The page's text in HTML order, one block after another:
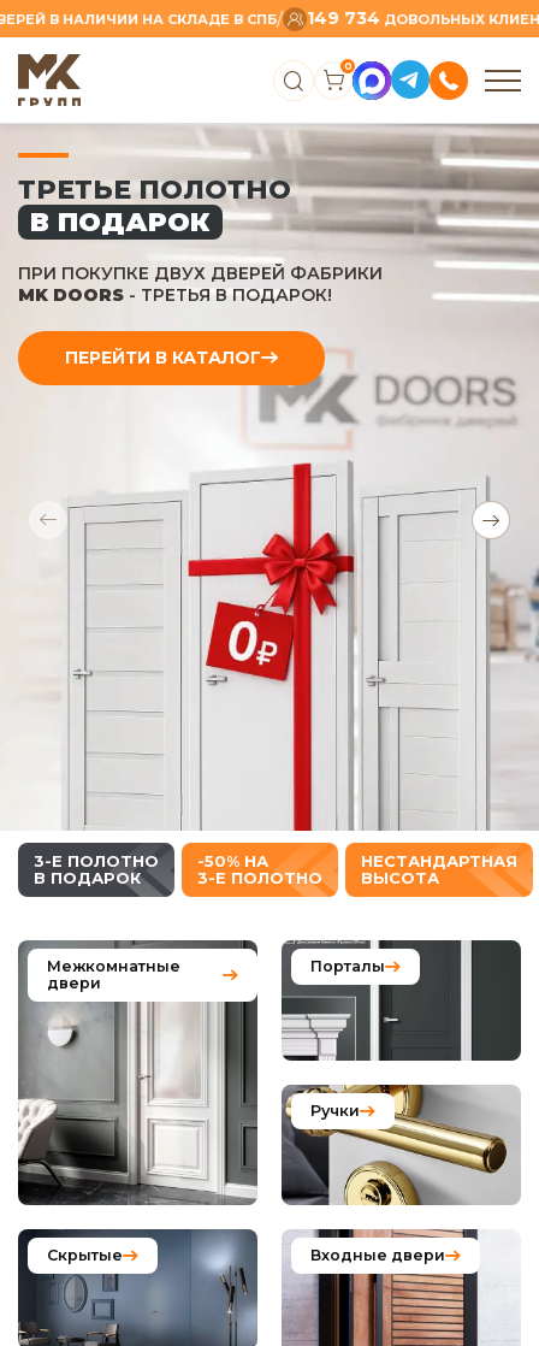
НА СКЛАДЕ В СПБ/ 149 734ДОВОЛЬНЫХ КЛИЕНТОВ/
0
-50%НА КАЖДОЕ
ТРЕТЬЕ ПОЛОТНО
ПОЛУЧИТЕСКИДКУ
50% НА КАЖДОЕ ТРЕТЬЕ ДВЕРНОЕ
ПОЛОТНО.
ПЕРЕЙТИ В КАТАЛОГ
-50% НА
3-Е ПОЛОТНО
НЕСТАНДАРТНАЯ
ВЫСОТА
-30%
ОЛИМП
Межкомнатные
двери
Порталы
Ручки
Входные двери
Скрытые